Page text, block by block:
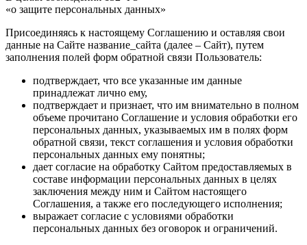
«о защите персональных данных»
Присоединяясь к настоящему Соглашению и оставляя свои
данные на Сайте название_сайта (далее – Сайт), путем
заполнения полей форм обратной связи Пользователь:
подтверждает, что все указанные им данные
принадлежат лично ему,
подтверждает и признает, что им внимательно в полном
объеме прочитано Соглашение и условия обработки его
персональных данных, указываемых им в полях форм
обратной связи, текст соглашения и условия обработки
персональных данных ему понятны;
дает согласие на обработку Сайтом предоставляемых в
составе информации персональных данных в целях
заключения между ним и Сайтом настоящего
Соглашения, а также его последующего исполнения;
выражает согласие с условиями обработки
персональных данных без оговорок и ограничений.